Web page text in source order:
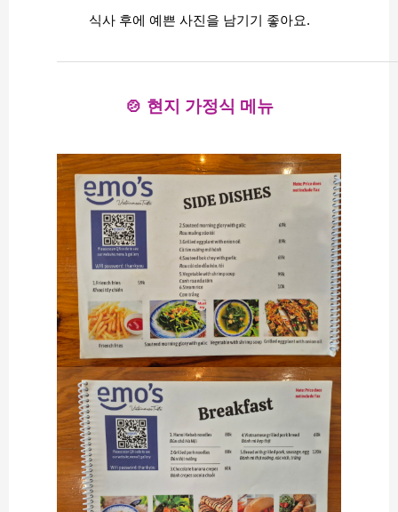
식사 후에 예쁜 사진을 남기기 좋아요.
🍲 현지 가정식 메뉴